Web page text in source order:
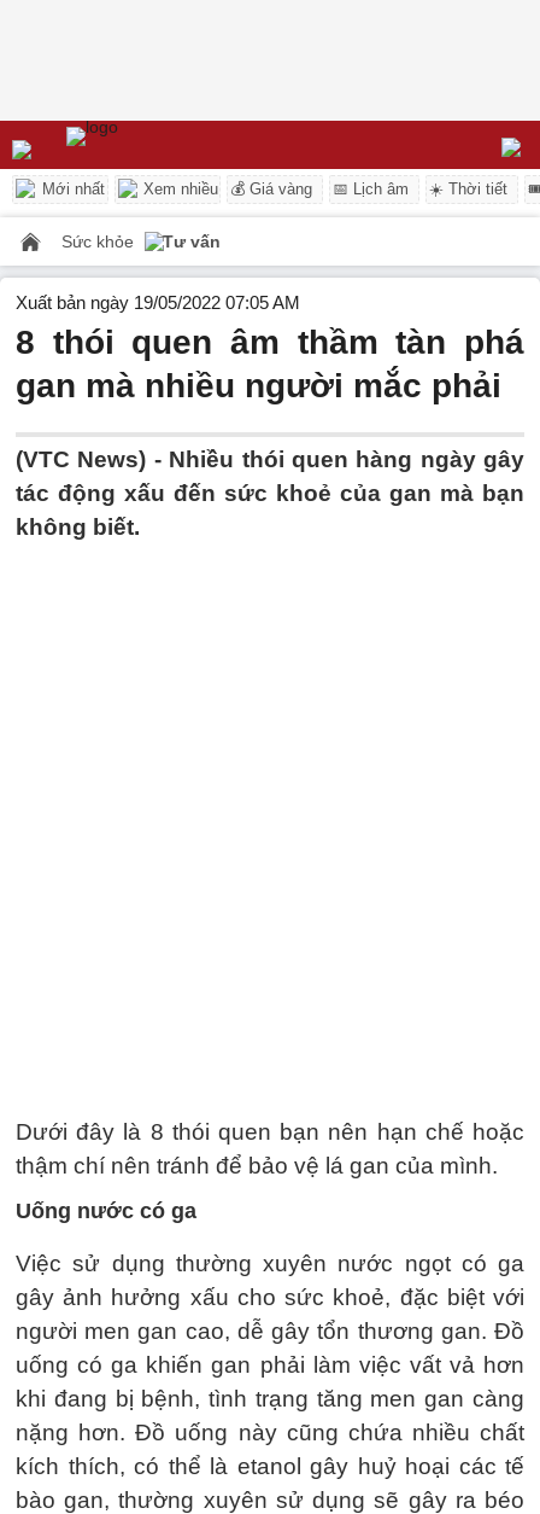
Mới nhất Xem nhiều 💰 Giá vàng 📅 Lịch âm ☀️ Thời tiết
Sức khỏe Tư vấn
Xuất bản ngày 19/05/2022 07:05 AM
8 thói quen âm thầm tàn phá
gan mà nhiều người mắc phải
(VTC News) - Nhiều thói quen hàng ngày gây
tác động xấu đến sức khoẻ của gan mà bạn
không biết.
Dưới đây là 8 thói quen bạn nên hạn chế hoặc
thậm chí nên tránh để bảo vệ lá gan của mình.
Uống nước có ga
Việc sử dụng thường xuyên nước ngọt có ga
gây ảnh hưởng xấu cho sức khoẻ, đặc biệt với
người men gan cao, dễ gây tổn thương gan. Đồ
uống có ga khiến gan phải làm việc vất vả hơn
khi đang bị bệnh, tình trạng tăng men gan càng
nặng hơn. Đồ uống này cũng chứa nhiều chất
kích thích, có thể là etanol gây huỷ hoại các tế
bào gan, thường xuyên sử dụng sẽ gây ra béo